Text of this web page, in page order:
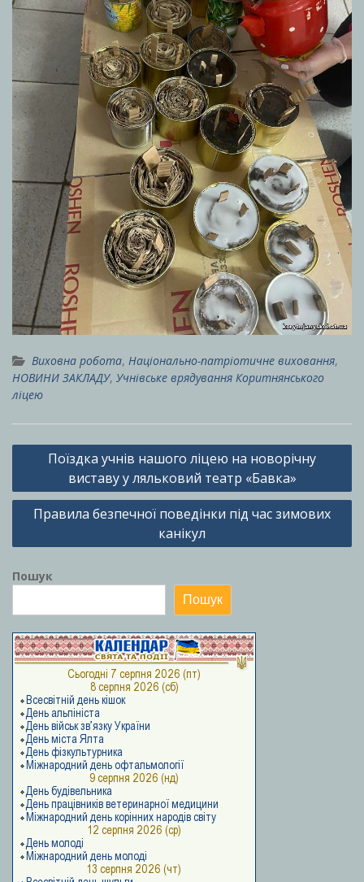
Виховна робота, Національно-патріотичне виховання,
НОВИНИ ЗАКЛАДУ, Учнівське врядування Коритнянського
ліцею
Навігація
Поїздка учнів нашого ліцею на новорічну
виставу у ляльковий театр «Бавка»
Правила безпечної поведінки під час зимових
канікул
Пошук
Пошук